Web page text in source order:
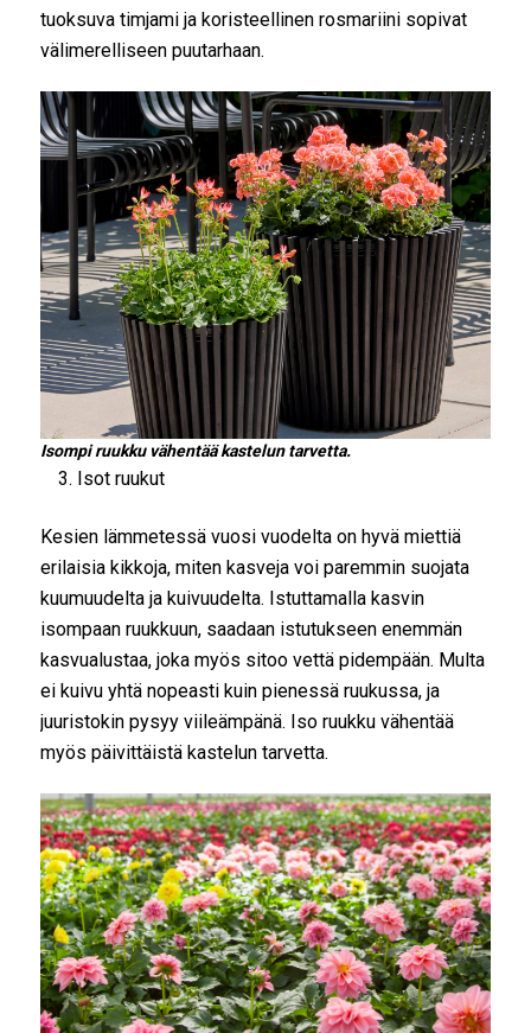
tuoksuva timjami ja koristeellinen rosmariini sopivat
välimerelliseen puutarhaan.
Isompi ruukku vähentää kastelun tarvetta.
Isot ruukut
Kesien lämmetessä vuosi vuodelta on hyvä miettiä
erilaisia kikkoja, miten kasveja voi paremmin suojata
kuumuudelta ja kuivuudelta. Istuttamalla kasvin
isompaan ruukkuun, saadaan istutukseen enemmän
kasvualustaa, joka myös sitoo vettä pidempään. Multa
ei kuivu yhtä nopeasti kuin pienessä ruukussa, ja
juuristokin pysyy viileämpänä. Iso ruukku vähentää
myös päivittäistä kastelun tarvetta.